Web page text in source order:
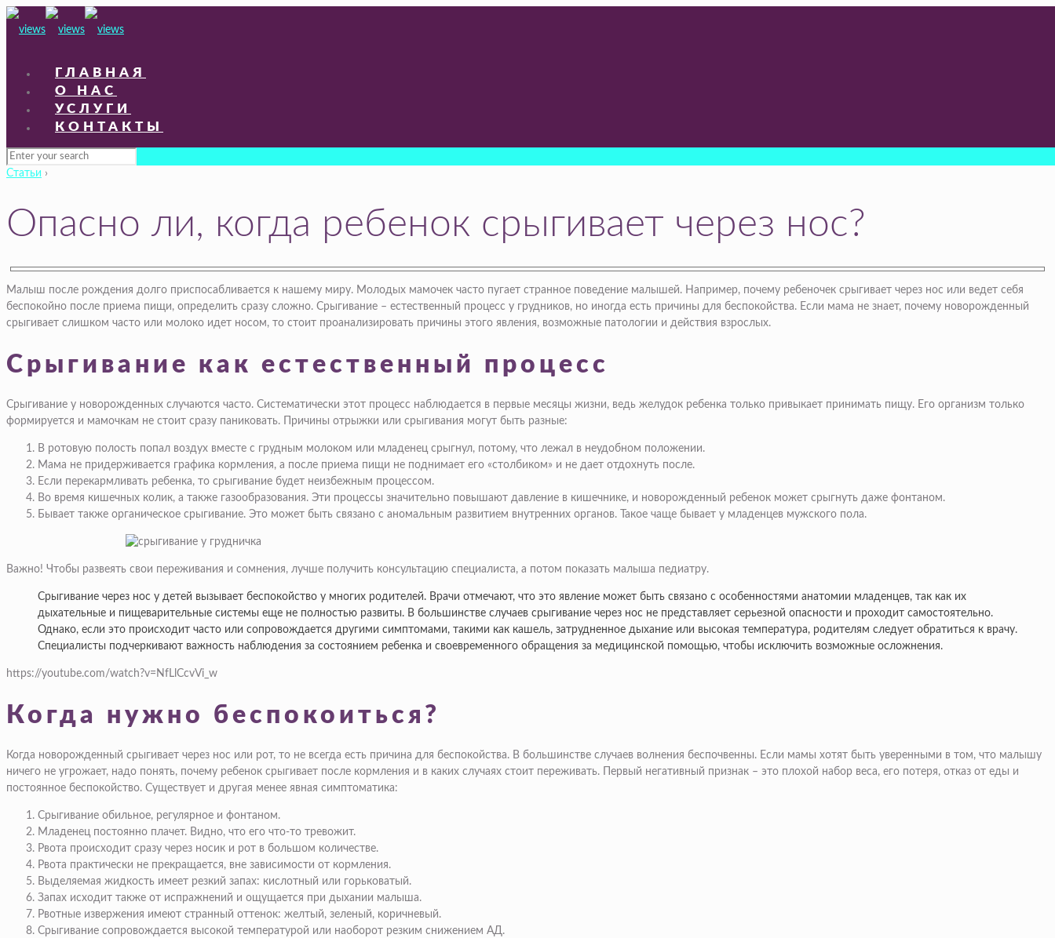
ГЛАВНАЯ
О НАС
УСЛУГИ
КОНТАКТЫ
Статьи ›
Опасно ли, когда ребенок срыгивает через нос?
Малыш после рождения долго приспосабливается к нашему миру. Молодых мамочек часто пугает странное поведение малышей. Например, почему ребеночек срыгивает через нос или ведет себя
беспокойно после приема пищи, определить сразу сложно. Срыгивание – естественный процесс у грудников, но иногда есть причины для беспокойства. Если мама не знает, почему новорожденный
срыгивает слишком часто или молоко идет носом, то стоит проанализировать причины этого явления, возможные патологии и действия взрослых.
Срыгивание как естественный процесс
Срыгивание у новорожденных случаются часто. Систематически этот процесс наблюдается в первые месяцы жизни, ведь желудок ребенка только привыкает принимать пищу. Его организм только
формируется и мамочкам не стоит сразу паниковать. Причины отрыжки или срыгивания могут быть разные:
В ротовую полость попал воздух вместе с грудным молоком или младенец срыгнул, потому, что лежал в неудобном положении.
Мама не придерживается графика кормления, а после приема пищи не поднимает его «столбиком» и не дает отдохнуть после.
Если перекармливать ребенка, то срыгивание будет неизбежным процессом.
Во время кишечных колик, а также газообразования. Эти процессы значительно повышают давление в кишечнике, и новорожденный ребенок может срыгнуть даже фонтаном.
Бывает также органическое срыгивание. Это может быть связано с аномальным развитием внутренних органов. Такое чаще бывает у младенцев мужского пола.
Важно! Чтобы развеять свои переживания и сомнения, лучше получить консультацию специалиста, а потом показать малыша педиатру.
Срыгивание через нос у детей вызывает беспокойство у многих родителей. Врачи отмечают, что это явление может быть связано с особенностями анатомии младенцев, так как их
дыхательные и пищеварительные системы еще не полностью развиты. В большинстве случаев срыгивание через нос не представляет серьезной опасности и проходит самостоятельно.
Однако, если это происходит часто или сопровождается другими симптомами, такими как кашель, затрудненное дыхание или высокая температура, родителям следует обратиться к врачу.
Специалисты подчеркивают важность наблюдения за состоянием ребенка и своевременного обращения за медицинской помощью, чтобы исключить возможные осложнения.
https://youtube.com/watch?v=NfLlCcvVi_w
Когда нужно беспокоиться?
Когда новорожденный срыгивает через нос или рот, то не всегда есть причина для беспокойства. В большинстве случаев волнения беспочвенны. Если мамы хотят быть уверенными в том, что малышу
ничего не угрожает, надо понять, почему ребенок срыгивает после кормления и в каких случаях стоит переживать. Первый негативный признак – это плохой набор веса, его потеря, отказ от еды и
постоянное беспокойство. Существует и другая менее явная симптоматика:
Срыгивание обильное, регулярное и фонтаном.
Младенец постоянно плачет. Видно, что его что-то тревожит.
Рвота происходит сразу через носик и рот в большом количестве.
Рвота практически не прекращается, вне зависимости от кормления.
Выделяемая жидкость имеет резкий запах: кислотный или горьковатый.
Запах исходит также от испражнений и ощущается при дыхании малыша.
Рвотные извержения имеют странный оттенок: желтый, зеленый, коричневый.
Срыгивание сопровождается высокой температурой или наоборот резким снижением АД.